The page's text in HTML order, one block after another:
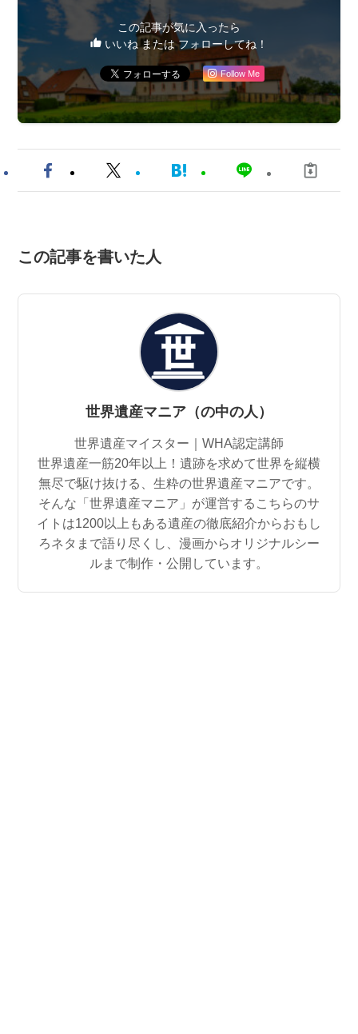
この記事が気に入ったら
いいね または フォローしてね！
Follow Me
この記事を書いた人
世界遺産マニア（の中の人）
世界遺産マイスター｜WHA認定講師
世界遺産一筋20年以上！遺跡を求めて世界を縦横
無尽で駆け抜ける、生粋の世界遺産マニアです。
そんな「世界遺産マニア」が運営するこちらのサ
イトは1200以上もある遺産の徹底紹介からおもし
ろネタまで語り尽くし、漫画からオリジナルシー
ルまで制作・公開しています。